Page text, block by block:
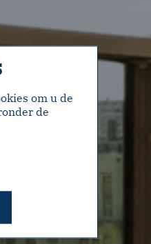
om u de
de